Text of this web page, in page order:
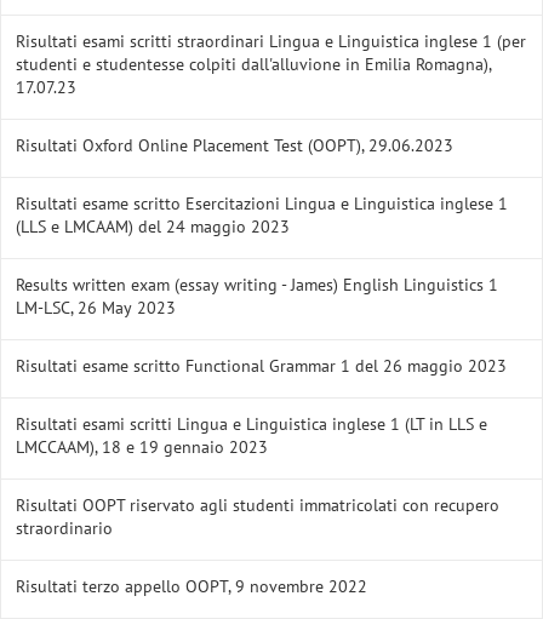
Risultati esami scritti straordinari Lingua e Linguistica inglese 1 (per
studenti e studentesse colpiti dall'alluvione in Emilia Romagna),
17.07.23
Risultati Oxford Online Placement Test (OOPT), 29.06.2023
Risultati esame scritto Esercitazioni Lingua e Linguistica inglese 1
(LLS e LMCAAM) del 24 maggio 2023
Results written exam (essay writing - James) English Linguistics 1
LM-LSC, 26 May 2023
Risultati esame scritto Functional Grammar 1 del 26 maggio 2023
Risultati esami scritti Lingua e Linguistica inglese 1 (LT in LLS e
LMCCAAM), 18 e 19 gennaio 2023
Risultati OOPT riservato agli studenti immatricolati con recupero
straordinario
Risultati terzo appello OOPT, 9 novembre 2022